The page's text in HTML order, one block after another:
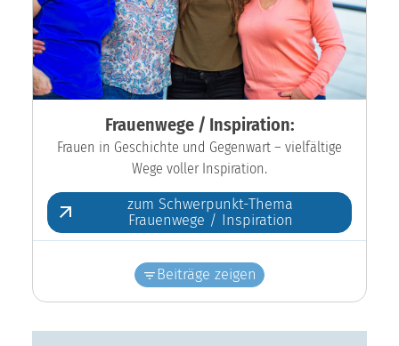
Frauenwege / Inspiration:
Frauen in Geschichte und Gegenwart – vielfältige
Wege voller Inspiration.
zum Schwerpunkt-Thema
Frauenwege / Inspiration
Beiträge zeigen